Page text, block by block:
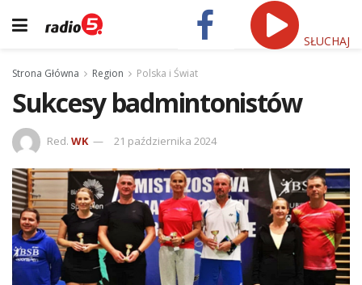
SŁUCHAJ
Strona Główna Region Polska i Świat
Sukcesy badmintonistów
Red. WK 21 października 2024